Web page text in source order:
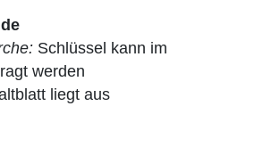
Schlüssel kann im
werden
liegt aus